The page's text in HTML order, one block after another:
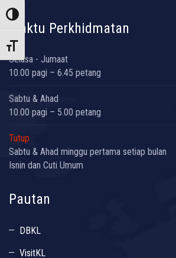
Toggle High Contrast
Toggle Font size
Waktu Perkhidmatan
Selasa - Jumaat
10.00 pagi – 6.45 petang
Sabtu & Ahad
10.00 pagi – 5.00 petang
Tutup
Sabtu & Ahad minggu pertama setiap bulan
Isnin dan Cuti Umum
Pautan
DBKL
VisitKL